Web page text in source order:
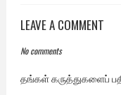
LEAVE A COMMENT
No comments
தங்கள் கருத்துகளைப்